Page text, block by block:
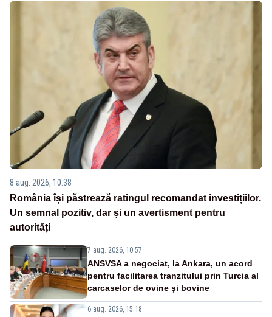
8 aug. 2026, 10:38
România își păstrează ratingul recomandat investițiilor.
Un semnal pozitiv, dar și un avertisment pentru
autorități
7 aug. 2026, 10:57
ANSVSA a negociat, la Ankara, un acord
pentru facilitarea tranzitului prin Turcia al
carcaselor de ovine și bovine
6 aug. 2026, 15:18